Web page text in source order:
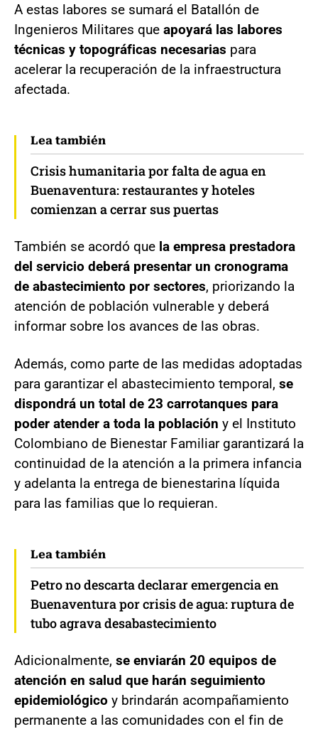
A estas labores se sumará el Batallón de
Ingenieros Militares que apoyará las labores
técnicas y topográficas necesarias para
acelerar la recuperación de la infraestructura
afectada.
Lea también
Crisis humanitaria por falta de agua en
Buenaventura: restaurantes y hoteles
comienzan a cerrar sus puertas
También se acordó que la empresa prestadora
del servicio deberá presentar un cronograma
de abastecimiento por sectores, priorizando la
atención de población vulnerable y deberá
informar sobre los avances de las obras.
Además, como parte de las medidas adoptadas
para garantizar el abastecimiento temporal, se
dispondrá un total de 23 carrotanques para
poder atender a toda la población y el Instituto
Colombiano de Bienestar Familiar garantizará la
continuidad de la atención a la primera infancia
y adelanta la entrega de bienestarina líquida
para las familias que lo requieran.
Lea también
Petro no descarta declarar emergencia en
Buenaventura por crisis de agua: ruptura de
tubo agrava desabastecimiento
Adicionalmente, se enviarán 20 equipos de
atención en salud que harán seguimiento
epidemiológico y brindarán acompañamiento
permanente a las comunidades con el fin de